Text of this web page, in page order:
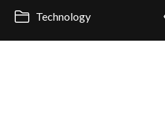
Technology